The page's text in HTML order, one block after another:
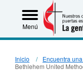
Menú
Inicio
Encuentra
Bethlehem United